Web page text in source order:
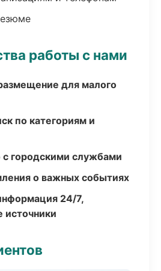
работы с нами
для малого
по категориям и
с городскими службами
о важных событиях
24/7,
источники